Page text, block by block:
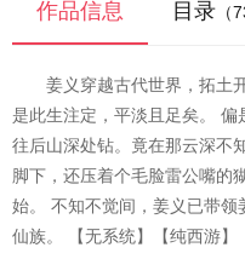
作品信息 目录 （
姜义穿越古代世界，拓土
是此生注定，平淡且足矣。
往后山深处钻。竟在那云深不
脚下，还压着个毛脸雷公嘴的
始。 不知不觉间，姜义已带
仙族。 【无系统】【纯西游】